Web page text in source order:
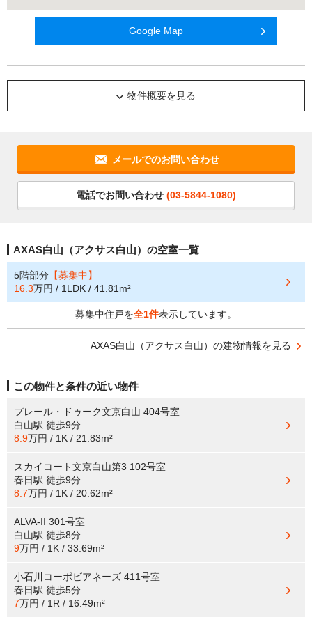
Google Map
物件概要を見る
メールでのお問い合わせ
電話でお問い合わせ (03-5844-1080)
AXAS白山（アクサス白山）の空室一覧
5階部分 【募集中】
16.3万円 / 1LDK / 41.81m²
募集中住戸を全1件表示しています。
AXAS白山（アクサス白山）の建物情報を見る
この物件と条件の近い物件
プレール・ドゥーク文京白山 404号室
白山駅 徒歩9分
8.9万円 / 1K / 21.83m²
スカイコート文京白山第3 102号室
春日駅 徒歩9分
8.7万円 / 1K / 20.62m²
ALVA-II 301号室
白山駅 徒歩8分
9万円 / 1K / 33.69m²
小石川コーポビアネーズ 411号室
春日駅 徒歩5分
7万円 / 1R / 16.49m²